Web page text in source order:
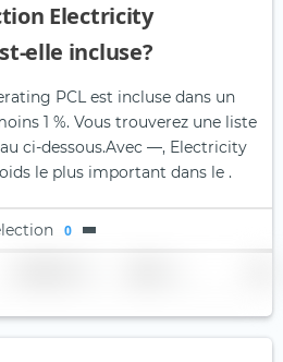
Electricity
elle incluse?
PCL est incluse dans un
1 %. Vous trouverez une liste
ci-dessous.Avec —, Electricity
le plus important dans le .
0